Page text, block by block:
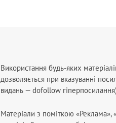
Використання будь-яких
дозволяється при вказуванні
видань — dofollow
Матеріали з поміткою «Реклама»,